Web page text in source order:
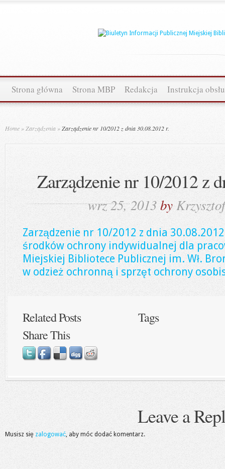
Strona główna Strona MBP Redakcja Instrukcja
Home » Zarządzenia » Zarządzenie nr 10/2012 z dnia 30.08.2012 r.
Zarządzenie nr 10/2012 z
wrz 25, 2013by
Zarządzenie nr 10/2012 z dnia
środków ochrony indywidualnej dla
Miejskiej Bibliotece Publicznej im. Wł.
w odzież ochronną i sprzęt ochrony
Related Posts
Tags
Share This
Leave a
Musisz się zalogować, aby móc dodać komentarz.